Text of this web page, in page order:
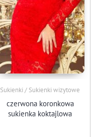
Sukienki / Sukienki wizytowe
czerwona koronkowa
sukienka koktajlowa